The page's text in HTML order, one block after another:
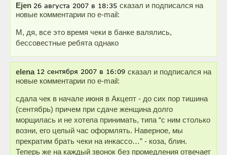
Ejen
сказал и подписался на
новые комментарии по e-mail:
М, дя, все это время чеки в банке валялись,
бессовестные ребята однако
elena
сказал и подписался на
новые комментарии по e-mail:
сдала чек в начале июня в Акцепт - до сих пор тишина
(сентябрь) причем при сдаче женщина долго
морщилась и не хотела принимать, типа “с ним столько
возни, его целый час оформлять. Наверное, мы
прекратим брать чеки на инкассо…” - коза, блин.
Теперь же на каждый звонок без промедления отвечает